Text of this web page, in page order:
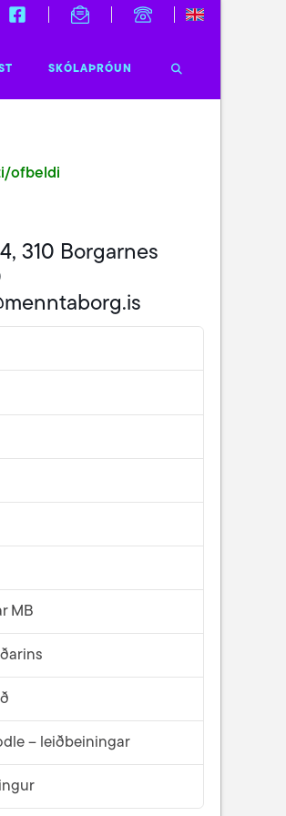
SKÓLAÞRÓUN
ofbeldi
310 Borgarnes
MB
– leiðbeiningar